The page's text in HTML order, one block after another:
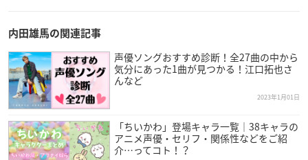
内田雄馬の関連記事
声優ソングおすすめ診断！全27曲の中から
気分にあった1曲が見つかる！江口拓也さ
んなど
2023年1月01日
「ちいかわ」登場キャラ一覧｜38キャラの
アニメ声優・セリフ・関係性などをご紹
介…ってコト！？